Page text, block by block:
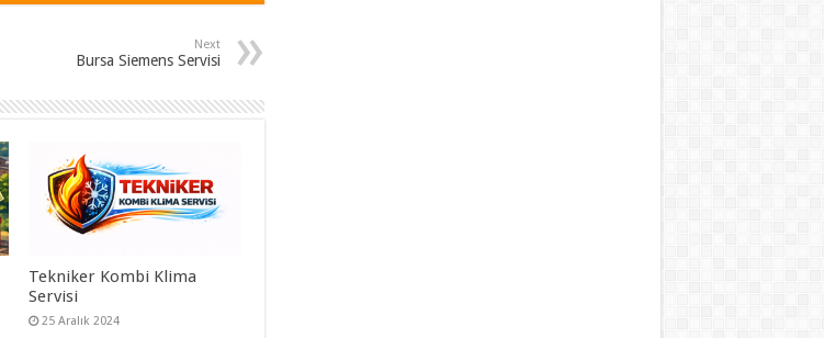
Next
Bursa Siemens Servisi
Tekniker Kombi Klima
Servisi
25 Aralık 2024